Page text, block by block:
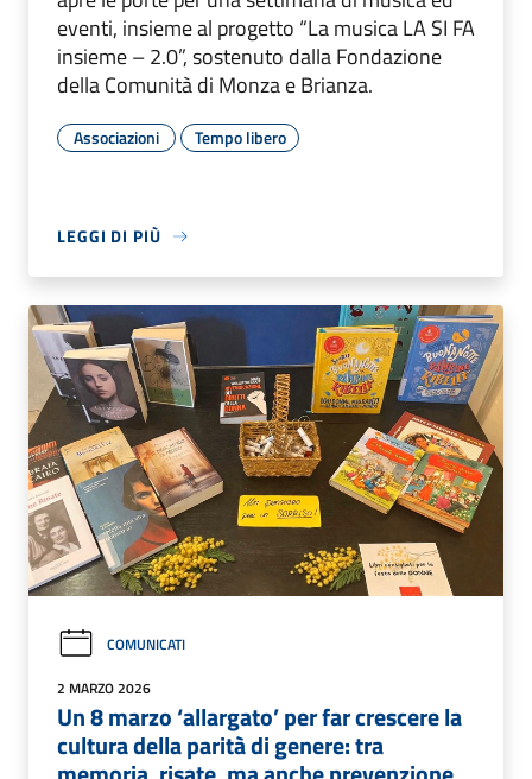
eventi, insieme al progetto “La musica LA SI FA
insieme – 2.0”, sostenuto dalla Fondazione
della Comunità di Monza e Brianza.
Associazioni Tempo libero
LEGGI DI PIÙ
COMUNICATI
2 MARZO 2026
Un 8 marzo ‘allargato’ per far crescere la
cultura della parità di genere: tra